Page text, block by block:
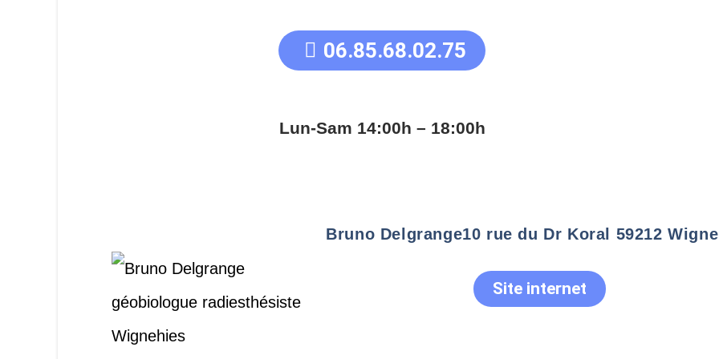
06.85.68.02.75
Lun-Sam 14:00h – 18:00h
Bruno Delgrange10 rue du Dr Koral 59212
Site internet